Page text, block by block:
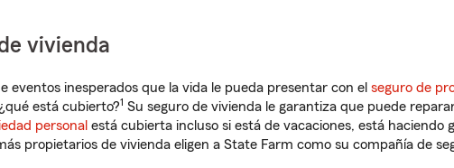
vivienda
eventos inesperados que la vida le pueda presentar con el seguro de
está cubierto?1 Su seguro de vivienda le garantiza que puede
personal está cubierta incluso si está de vacaciones, está haciendo
propietarios de vivienda eligen a State Farm como su compañía de